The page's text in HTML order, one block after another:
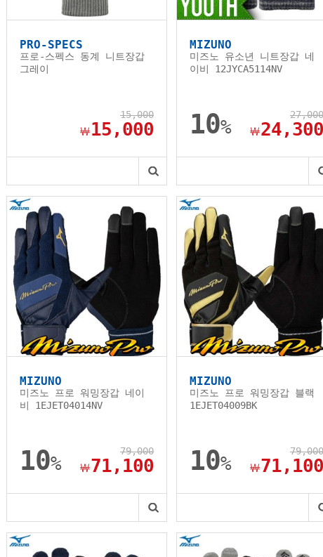
PRO-SPECS
프로-스펙스 동계 니트장갑
그레이
15,000
￦15,000
MIZUNO
미즈노 유소년 니트장갑 네
이비 12JYCA5114NV
10%
27,000
￦24,300
MIZUNO
미즈노 프로 워밍장갑 네이
비 1EJET04014NV
10%
79,000
￦71,100
MIZUNO
미즈노 프로 워밍장갑 블랙
1EJET04009BK
10%
79,000
￦71,100